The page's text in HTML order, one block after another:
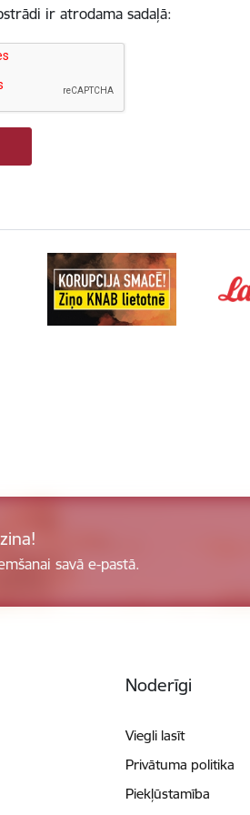
ir atrodama sadaļā:
savā e-pastā.
Noderīgi
Viegli lasīt
Privātuma politika
Piekļūstamība